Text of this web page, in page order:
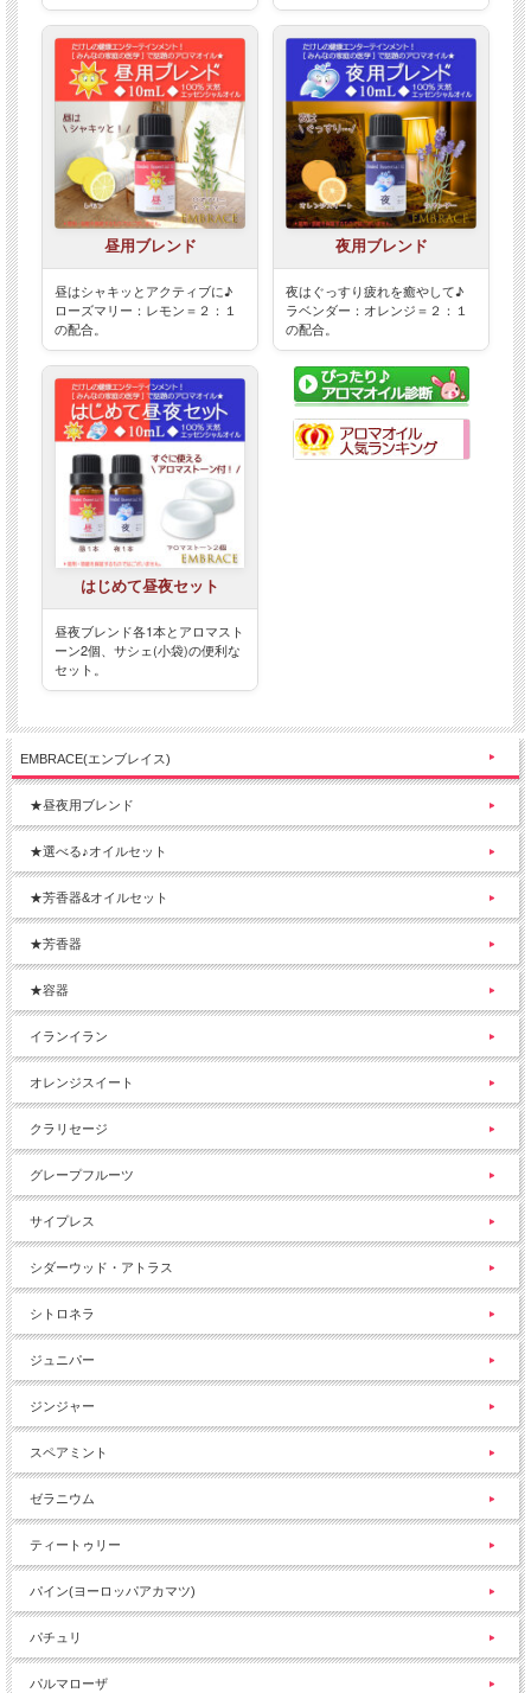
昼用ブレンド
昼はシャキッとアクティブに♪
ローズマリー：レモン＝２：１
の配合。
夜用ブレンド
夜はぐっすり疲れを癒やして♪
ラベンダー：オレンジ＝２：１
の配合。
はじめて昼夜セット
昼夜ブレンド各1本とアロマスト
ーン2個、サシェ(小袋)の便利な
セット。
EMBRACE(エンブレイス)
★昼夜用ブレンド
★選べる♪オイルセット
★芳香器&オイルセット
★芳香器
★容器
イランイラン
オレンジスイート
クラリセージ
グレープフルーツ
サイプレス
シダーウッド・アトラス
シトロネラ
ジュニパー
ジンジャー
スペアミント
ゼラニウム
ティートゥリー
パイン(ヨーロッパアカマツ)
パチュリ
パルマローザ